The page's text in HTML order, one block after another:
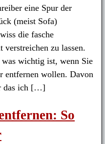
eine Spur der
(meist Sofa)
die fasche
verstreichen zu lassen.
wichtig ist, wenn Sie
entfernen wollen. Davon
das ich […]
So